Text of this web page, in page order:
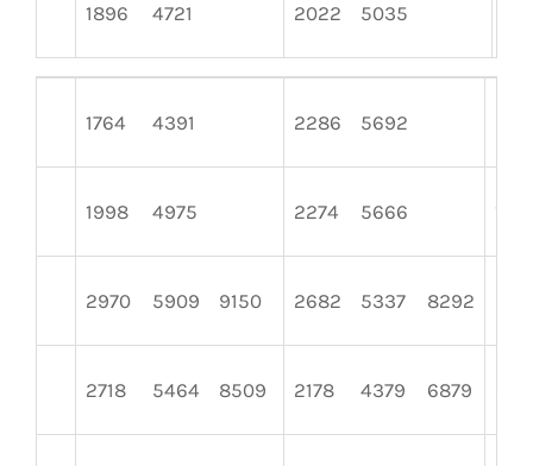
1896 4721 2022 5035
1764 4391 2286 5692
1998 4975 2274 5666
2970 5909 9150 2682 5337 8292
2718 5464 8509 2178 4379 6879